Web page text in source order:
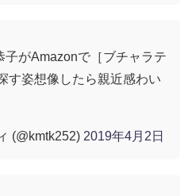
がAmazonで［ブチャラテ
す姿想像したら親近感わい
(@kmtk252) 2019年4月2日